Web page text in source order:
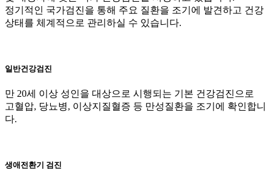
정기적인 국가검진을 통해 주요 질환을 조기에 발견하고 건강
상태를 체계적으로 관리하실 수 있습니다.
일반건강검진
만 20세 이상 성인을 대상으로 시행되는 기본 건강검진으로
고혈압, 당뇨병, 이상지질혈증 등 만성질환을 조기에 확인합니
다.
생애전환기 검진